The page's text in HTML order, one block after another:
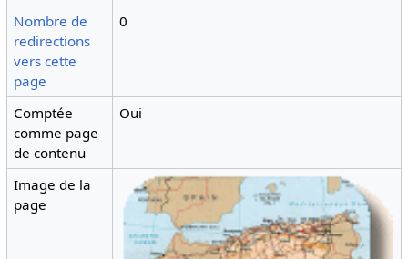
Nombre de
redirections
vers cette
page
0
Comptée
comme page
de contenu
Oui
Image de la
page